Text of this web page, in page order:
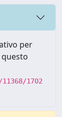
per
1702